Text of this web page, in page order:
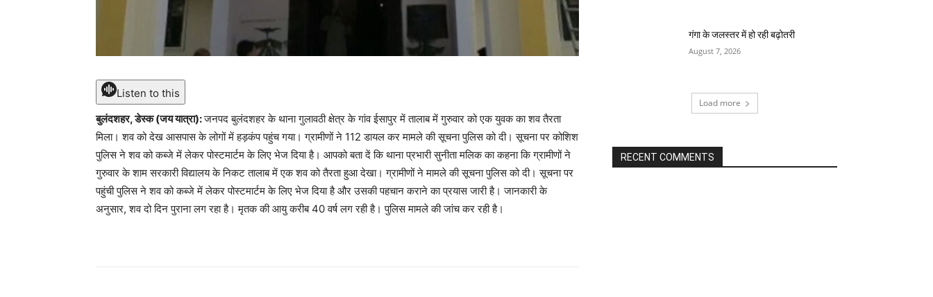
Listen to this
बुलंदशहर, डेस्क (जय यात्रा):जनपद बुलंदशहर के थाना गुलावठी क्षेत्र के गांव ईसापुर में तालाब में गुरुवार को एक युवक का शव तैरता
मिला। शव को देख आसपास के लोगों में हड़कंप पहुंच गया। ग्रामीणों ने 112 डायल कर मामले की सूचना पुलिस को दी। सूचना पर कोशिश
पुलिस ने शव को कब्जे में लेकर पोस्टमार्टम के लिए भेज दिया है। आपको बता दें कि थाना प्रभारी सुनीता मलिक का कहना कि ग्रामीणों ने
गुरुवार के शाम सरकारी विद्यालय के निकट तालाब में एक शव को तैरता हुआ देखा। ग्रामीणों ने मामले की सूचना पुलिस को दी। सूचना पर
पहुंची पुलिस ने शव को कब्जे में लेकर पोस्टमार्टम के लिए भेज दिया है और उसकी पहचान कराने का प्रयास जारी है। जानकारी के
अनुसार, शव दो दिन पुराना लग रहा है। मृतक की आयु करीब 40 वर्ष लग रही है। पुलिस मामले की जांच कर रही है।
गंगा के जलस्तर में हो रही बढ़ोतरी
August 7, 2026
Load more
RECENT COMMENTS